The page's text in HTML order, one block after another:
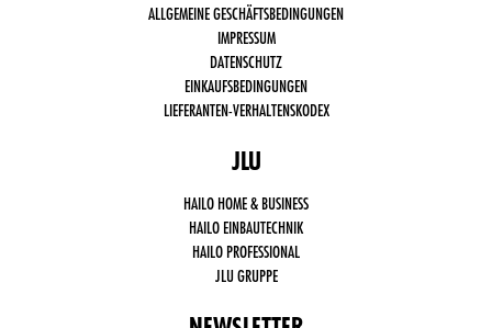
ALLGEMEINE GESCHÄFTSBEDINGUNGEN
IMPRESSUM
DATENSCHUTZ
EINKAUFSBEDINGUNGEN
LIEFERANTEN-VERHALTENSKODEX
JLU
HAILO HOME & BUSINESS
HAILO EINBAUTECHNIK
HAILO PROFESSIONAL
JLU GRUPPE